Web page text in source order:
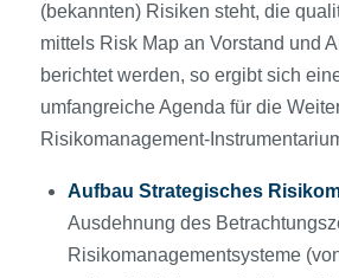
(bekannten) Risiken steht, die
mittels Risk Map an Vorstand und
berichtet werden, so ergibt sich
umfangreiche Agenda für die
Risikomanagement-
Aufbau Strategisches
Ausdehnung des
Risikomanagementsysteme